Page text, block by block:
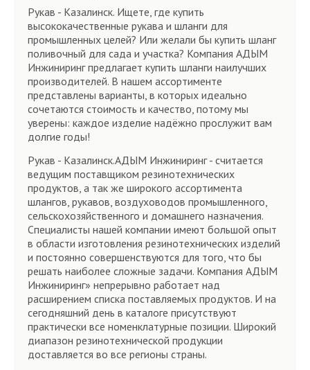
Рукав - Казалинск. Ищете, где купить
высококачественные рукава и шланги для
промышленных целей? Или желали бы купить шланг
поливочный для сада и участка? Компания АДЫМ
Инжиниринг предлагает купить шланги наилучших
производителей. В нашем ассортименте
представлены варианты, в которых идеально
сочетаются стоимость и качество, потому мы
уверены: каждое изделие надёжно прослужит вам
долгие годы!
Рукав - Казалинск.АДЫМ Инжиниринг - считается
ведущим поставщиком резинотехнических
продуктов, а так же широкого ассортимента
шлангов, рукавов, воздуховодов промышленного,
сельскохозяйственного и домашнего назначения.
Специалисты нашей компании имеют большой опыт
в области изготовления резинотехнических изделий
и постоянно совершенствуются для того, что бы
решать наиболее сложные задачи. Компания АДЫМ
Инжиниринг» непрерывно работает над
расширением списка поставляемых продуктов. И на
сегодняшний день в каталоге присутствуют
практически все номенклатурные позиции. Широкий
диапазон резинотехнической продукции
доставляется во все регионы страны.